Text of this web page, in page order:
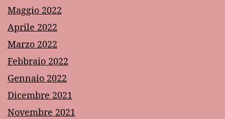
Maggio 2022
Aprile 2022
Marzo 2022
Febbraio 2022
Gennaio 2022
Dicembre 2021
Novembre 2021